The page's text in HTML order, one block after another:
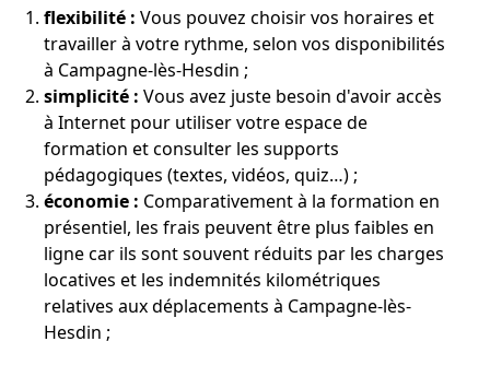
flexibilité : Vous pouvez choisir vos horaires et
travailler à votre rythme, selon vos disponibilités
à Campagne-lès-Hesdin ;
simplicité : Vous avez juste besoin d'avoir accès
à Internet pour utiliser votre espace de
formation et consulter les supports
pédagogiques (textes, vidéos, quiz…) ;
économie : Comparativement à la formation en
présentiel, les frais peuvent être plus faibles en
ligne car ils sont souvent réduits par les charges
locatives et les indemnités kilométriques
relatives aux déplacements à Campagne-lès-
Hesdin ;